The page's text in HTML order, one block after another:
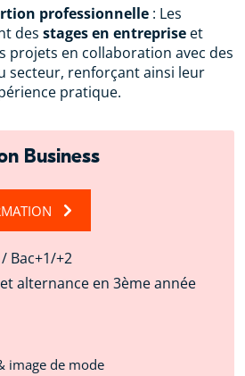
professionnelle : Les
des stages en entreprise et
projets en collaboration avec des
secteur, renforçant ainsi leur
pratique.
Business
/ Bac+1/+2
alternance en 3ème année
image de mode